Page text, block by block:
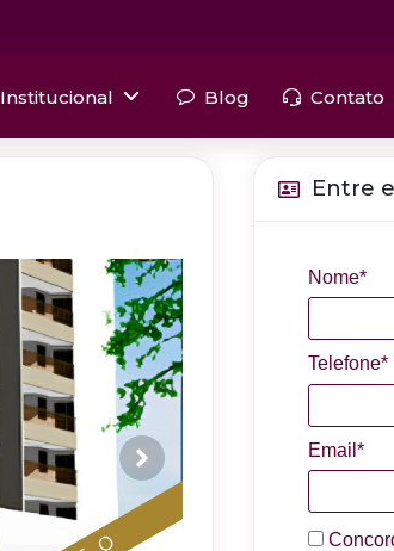
Institucional Blog Contato
Entre
Nome*
Telefone*
Email*